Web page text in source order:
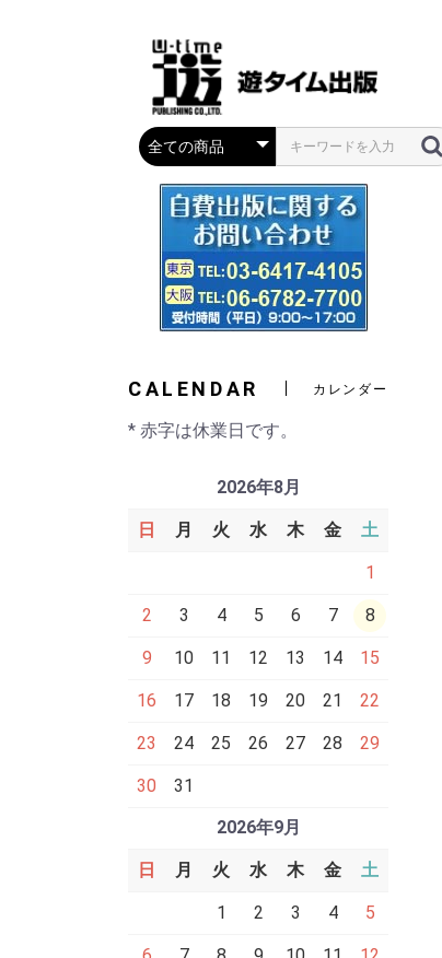
CALENDAR カレンダー
* 赤字は休業日です。
2026年8月
日 月 火 水 木 金 土
1
2 3 4 5 6 7 8
9 10 11 12 13 14 15
16 17 18 19 20 21 22
23 24 25 26 27 28 29
30
31
2026年9月
日 月 火 水 木 金 土
1 2 3 4 5